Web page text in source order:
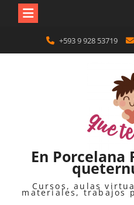
content
+593 9 928 53719
En Porcelana
Cursos, aulas
materiales, trabajos